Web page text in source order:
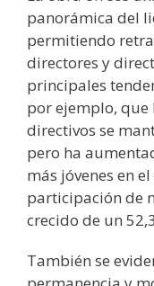
panorámica del
permitiendo
directores y
principales
por ejemplo,
directivos se
pero ha
más jóvenes en
participación de
crecido de un
También se